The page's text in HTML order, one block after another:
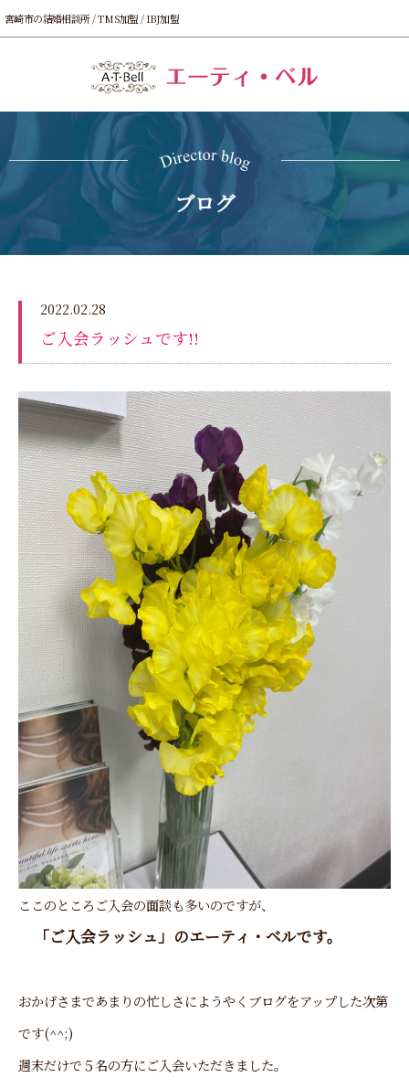
宮崎市の結婚相談所 / TMS加盟 / IBJ加盟
ブログ
2022.02.28
ご入会ラッシュです!!
ここのところご入会の面談も多いのですが、
「ご入会ラッシュ」 のエーティ・ベルです。
おかげさまであまりの忙しさにようやくブログをアップした次第
です(^^;)
週末だけで５名の方にご入会いただきました。